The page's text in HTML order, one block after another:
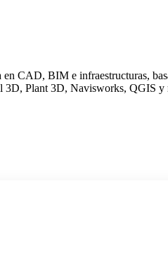
CAD, BIM e infraestructuras,
Plant 3D, Navisworks, QGIS y